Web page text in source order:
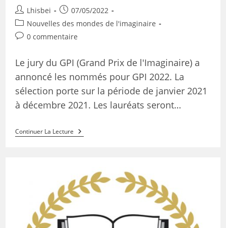
Lhisbei
07/05/2022
Nouvelles des mondes de l'imaginaire
0 commentaire
Le jury du GPI (Grand Prix de l'Imaginaire) a
annoncé les nommés pour GPI 2022. La
sélection porte sur la période de janvier 2021
à décembre 2021. Les lauréats seront…
Continuer La Lecture